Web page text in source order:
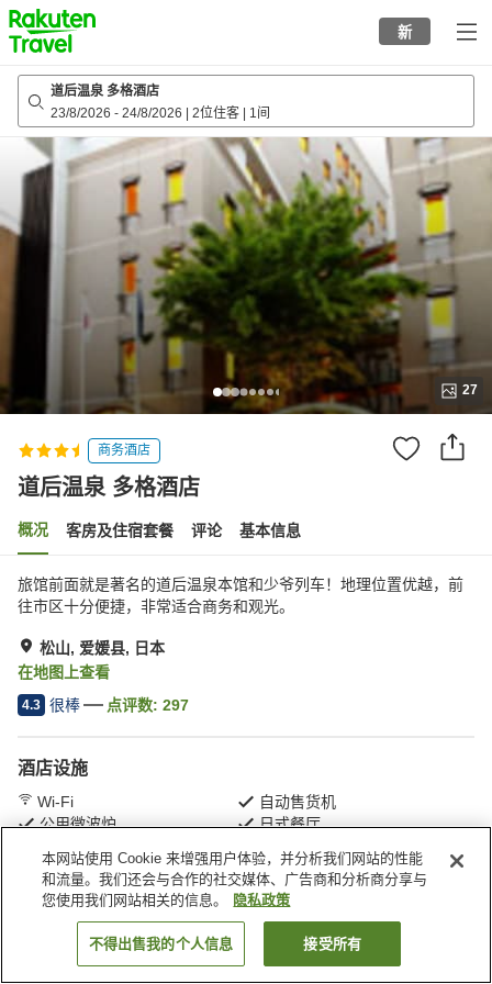
to
top
page
新
道后温泉 多格酒店
23/8/2026 - 24/8/2026 2位住客 1间
27
商务酒店
道后温泉 多格酒店
概况 客房及住宿套餐 评论 基本信息
旅馆前面就是著名的道后温泉本馆和少爷列车！地理位置优越，前
往市区十分便捷，非常适合商务和观光。
松山, 爱媛县, 日本
在地图上查看
4.3 很棒 点评数: 297
酒店设施
Wi-Fi
自动售货机
公用微波炉
日式餐厅
首页 日本 爱媛县 松山 道后温泉 多格酒店
搜索客房
本网站使用 Cookie 来增强用户体验，并分析我们网站的性能
和流量。我们还会与合作的社交媒体、广告商和分析商分享与
您使用我们网站相关的信息。
隐私政策
不得出售我的个人信息 接受所有